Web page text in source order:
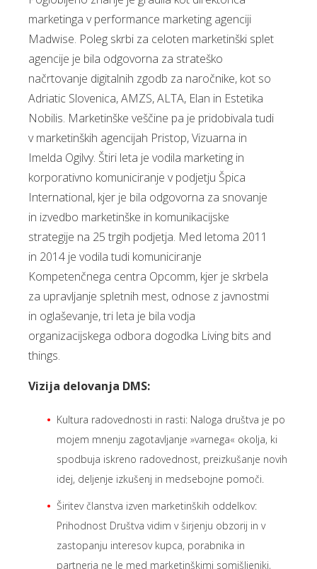
marketinga v performance marketing agenciji
Madwise. Poleg skrbi za celoten marketinški splet
agencije je bila odgovorna za strateško
načrtovanje digitalnih zgodb za naročnike, kot so
Adriatic Slovenica, AMZS, ALTA, Elan in Estetika
Nobilis. Marketinške veščine pa je pridobivala tudi
v marketinških agencijah Pristop, Vizuarna in
Imelda Ogilvy. Štiri leta je vodila marketing in
korporativno komuniciranje v podjetju Špica
International, kjer je bila odgovorna za snovanje
in izvedbo marketinške in komunikacijske
strategije na 25 trgih podjetja. Med letoma 2011
in 2014 je vodila tudi komuniciranje
Kompetenčnega centra Opcomm, kjer je skrbela
za upravljanje spletnih mest, odnose z javnostmi
in oglaševanje, tri leta je bila vodja
organizacijskega odbora dogodka Living bits and
things.
Vizija delovanja DMS:
Kultura radovednosti in rasti: Naloga društva je po
mojem mnenju zagotavljanje »varnega« okolja, ki
spodbuja iskreno radovednost, preizkušanje novih
idej, deljenje izkušenj in medsebojne pomoči.
Širitev članstva izven marketinških oddelkov:
Prihodnost Društva vidim v širjenju obzorij in v
zastopanju interesov kupca, porabnika in
partnerja ne le med marketinškimi somišljeniki,